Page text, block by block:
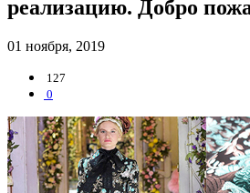
реализацию. Добро
01 ноября, 2019
127
0